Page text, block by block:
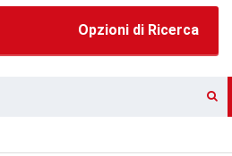
Opzioni di Ricerca